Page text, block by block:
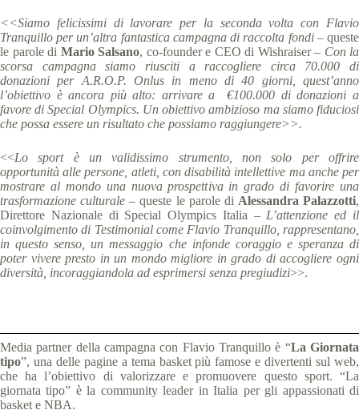
<<Siamo felicissimi di lavorare per la seconda volta con Flavio
Tranquillo per un’altra fantastica campagna di raccolta fondi – queste
le parole di Mario Salsano, co-founder e CEO di Wishraiser– Con la
scorsa campagna siamo riusciti a raccogliere circa 70.000 di
donazioni per A.R.O.P. Onlus in meno di 40 giorni, quest’anno
l’obiettivo è ancora più alto: arrivare a €100.000 di donazioni a
favore di Special Olympics. Un obiettivo ambizioso ma siamo fiduciosi
che possa essere un risultato che possiamo raggiungere>>.
<<Lo sport è un validissimo strumento, non solo per offrire
opportunità alle persone, atleti, con disabilità intellettive ma anche per
mostrare al mondo una nuova prospettiva in grado di favorire una
trasformazione culturale –queste le parole di Alessandra Palazzotti,
Direttore Nazionale di Special Olympics Italia – L’attenzione ed il
coinvolgimento di Testimonial come Flavio Tranquillo, rappresentano,
in questo senso, un messaggio che infonde coraggio e speranza di
poter vivere presto in un mondo migliore in grado di accogliere ogni
diversità, incoraggiandola ad esprimersi senza pregiudizi>>.
Media partner della campagna con Flavio Tranquillo è “La Giornata
tipo”, una delle pagine a tema basket più famose e divertenti sul web,
che ha l’obiettivo di valorizzare e promuovere questo sport. “La
giornata tipo” è la community leader in Italia per gli appassionati di
basket e NBA.